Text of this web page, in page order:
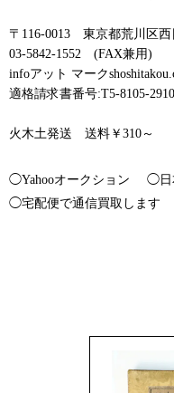
〒116-0013 東京都荒川区
03-5842-1552 (FAX兼用)
infoアット マーク
適格請求書番号:T5-8105-
火木土発送 送料￥310～
◯Yahooオークション
◯日
◯宅配便で通信買取します